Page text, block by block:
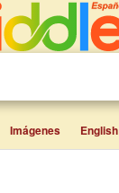
Imágenes English